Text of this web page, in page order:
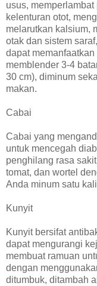
usus,
kelenturan otot,
melarutkan kalsium,
otak dan sistem
dapat
memblender 3-4
30 cm), diminum
makan.
Cabai
Cabai yang
untuk mencegah
penghilang rasa
tomat, dan wortel
Anda minum satu
Kunyit
Kunyit bersifat
dapat mengurangi
membuat ramuan
dengan
ditumbuk, ditambah